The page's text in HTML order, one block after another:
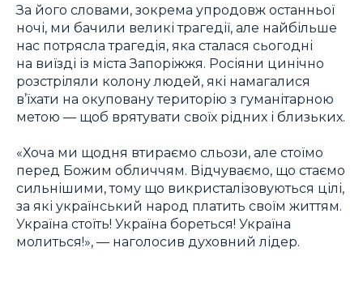
За його словами, зокрема упродовж останньої
ночі, ми бачили великі трагедії, але найбільше
нас потрясла трагедія, яка сталася сьогодні
на виїзді із міста Запоріжжя. Росіяни цинічно
розстріляли колону людей, які намагалися
в’їхати на окуповану територію з гуманітарною
метою — щоб врятувати своїх рідних і близьких.
«Хоча ми щодня втираємо сльози, але стоїмо
перед Божим обличчям. Відчуваємо, що стаємо
сильнішими, тому що викристалізовуються цілі,
за які український народ платить своїм життям.
Україна стоїть! Україна бореться! Україна
молиться!», — наголосив духовний лідер.